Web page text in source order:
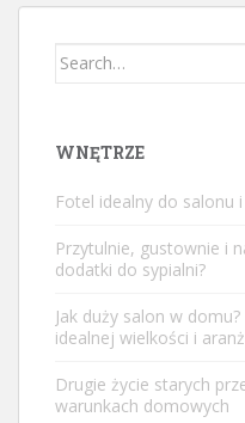
Search
WNĘTRZE
Fotel idealny do salonu
Przytulnie, gustownie i
dodatki do sypialni?
Jak duży salon w
idealnej wielkości i
Drugie życie starych
warunkach domowych